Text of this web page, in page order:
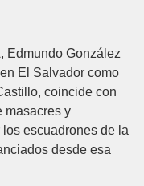
Edmundo González
El Salvador como
coincide con
masacres y
escuadrones de la
desde esa